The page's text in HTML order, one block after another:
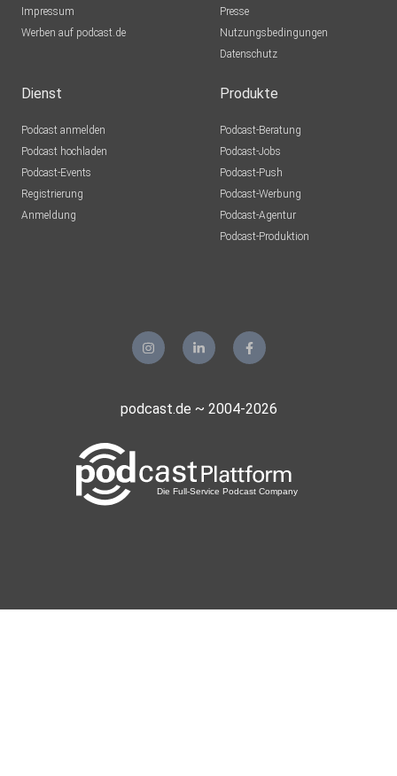
Impressum
Werben auf podcast.de
Presse
Nutzungsbedingungen
Datenschutz
Dienst
Podcast anmelden
Podcast hochladen
Podcast-Events
Registrierung
Anmeldung
Produkte
Podcast-Beratung
Podcast-Jobs
Podcast-Push
Podcast-Werbung
Podcast-Agentur
Podcast-Produktion
podcast.de ~ 2004-2026